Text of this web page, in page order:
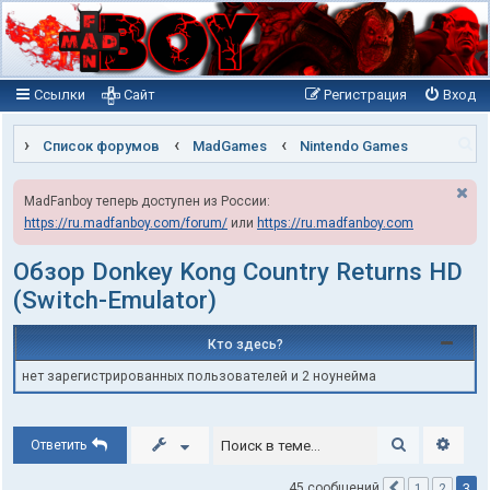
Ссылки Вход
Регистрация
Сайт
Список форумов MadGames Nintendo Games
MadFanboy теперь доступен из России:
https://ru.madfanboy.com/forum/ или https://ru.madfanboy.com
Обзор Donkey Kong Country Returns HD
(Switch-Emulator)
Кто здесь?
нет зарегистрированных пользователей и 2 ноунейма
Ответить Поиск